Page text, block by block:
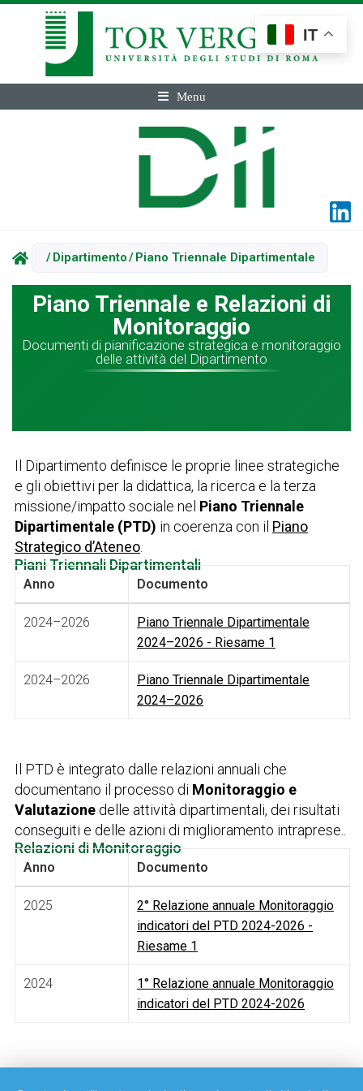
Menu
/Dipartimento/Piano Triennale Dipartimentale
Piano Triennale e Relazioni di
Monitoraggio
Documenti di pianificazione strategica e monitoraggio
delle attività del Dipartimento
Il Dipartimento definisce le proprie linee strategiche
e gli obiettivi per la didattica, la ricerca e la terza
missione/impatto sociale nel Piano Triennale
Dipartimentale (PTD) in coerenza con il Piano
Strategico d’Ateneo
Piani Triennali Dipartimentali
Anno Documento
2024–2026
Piano Triennale Dipartimentale
2024–2026 - Riesame 1
2024–2026
Piano Triennale Dipartimentale
2024–2026
Il PTD è integrato dalle relazioni annuali che
documentano il processo di Monitoraggio e
Valutazione delle attività dipartimentali, dei risultati
conseguiti e delle azioni di miglioramento intraprese..
Relazioni di Monitoraggio
Anno Documento
2025
2° Relazione annuale Monitoraggio
indicatori del PTD 2024-2026 -
Riesame 1
2024
1° Relazione annuale Monitoraggio
indicatori del PTD 2024-2026
IT